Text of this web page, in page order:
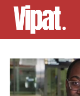
Skip
content